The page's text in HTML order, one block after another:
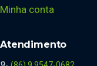
Minha conta
Atendimento